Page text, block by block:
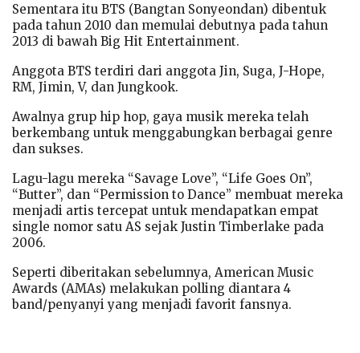
Sementara itu BTS (Bangtan Sonyeondan) dibentuk
pada tahun 2010 dan memulai debutnya pada tahun
2013 di bawah Big Hit Entertainment.
Anggota BTS terdiri dari anggota Jin, Suga, J-Hope,
RM, Jimin, V, dan Jungkook.
Awalnya grup hip hop, gaya musik mereka telah
berkembang untuk menggabungkan berbagai genre
dan sukses.
Lagu-lagu mereka “Savage Love”, “Life Goes On”,
“Butter”, dan “Permission to Dance” membuat mereka
menjadi artis tercepat untuk mendapatkan empat
single nomor satu AS sejak Justin Timberlake pada
2006.
Seperti diberitakan sebelumnya, American Music
Awards (AMAs) melakukan polling diantara 4
band/penyanyi yang menjadi favorit fansnya.